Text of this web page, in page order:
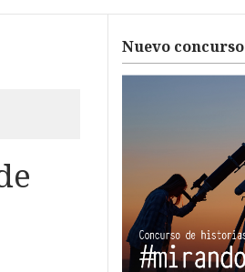
Nuevo concurso